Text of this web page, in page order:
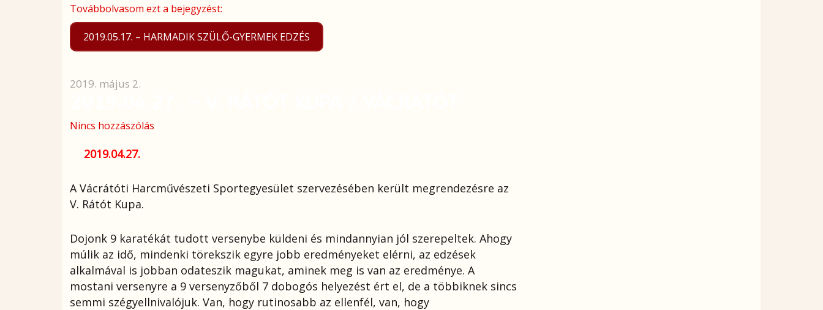
Továbbolvasom ezt a bejegyzést:
2019.05.17. – HARMADIK SZÜLŐ-GYERMEK EDZÉS
2019. május 2.
Nincs hozzászólás
2019.04.27.
A Vácrátóti Harcművészeti Sportegyesület szervezésében került megrendezésre az
V. Rátót Kupa.
Dojonk 9 karatékát tudott versenybe küldeni és mindannyian jól szerepeltek. Ahogy
múlik az idő, mindenki törekszik egyre jobb eredményeket elérni, az edzések
alkalmával is jobban odateszik magukat, aminek meg is van az eredménye. A
mostani versenyre a 9 versenyzőből 7 dobogós helyezést ért el, de a többiknek sincs
semmi szégyellnivalójuk. Van, hogy rutinosabb az ellenfél, van, hogy